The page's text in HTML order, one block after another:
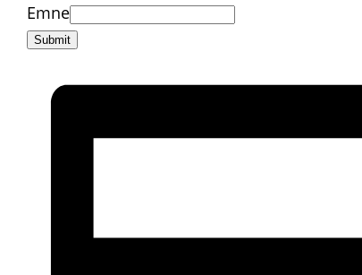
Navn
E-
Besked
Emne
Submit